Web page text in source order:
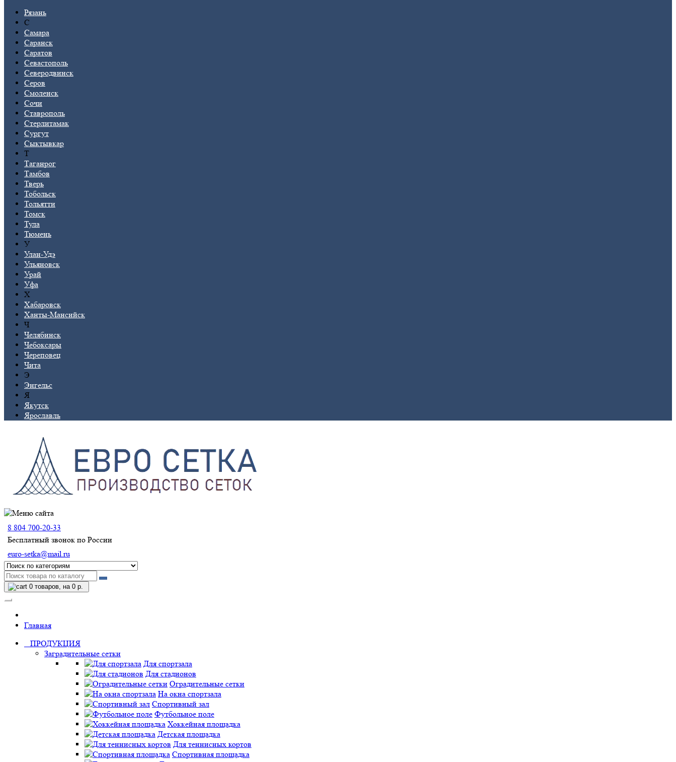
Рязань
С
Самара
Саранск
Саратов
Севастополь
Северодвинск
Серов
Смоленск
Сочи
Ставрополь
Стерлитамак
Сургут
Сыктывкар
Т
Таганрог
Тамбов
Тверь
Тобольск
Тольятти
Томск
Тула
Тюмень
У
Улан-Удэ
Ульяновск
Урай
Уфа
Х
Хабаровск
Ханты-Мансийск
Ч
Челябинск
Чебоксары
Череповец
Чита
Э
Энгельс
Я
Якутск
Ярославль
8 804 700-20-33
Бесплатный звонок по России
euro-setka@mail.ru
0 товаров, на 0 р.
Главная
ПРОДУКЦИЯ
Заградительные сетки
Для спортзала
Для стадионов
Оградительные сетки
На окна спортзала
Спортивный зал
Футбольное поле
Хоккейная площадка
Детская площадка
Для теннисных кортов
Спортивная площадка